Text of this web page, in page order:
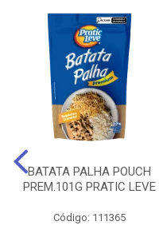
BATATA PALHA POUCH
PREM.101G PRATIC LEVE
Código: 111365